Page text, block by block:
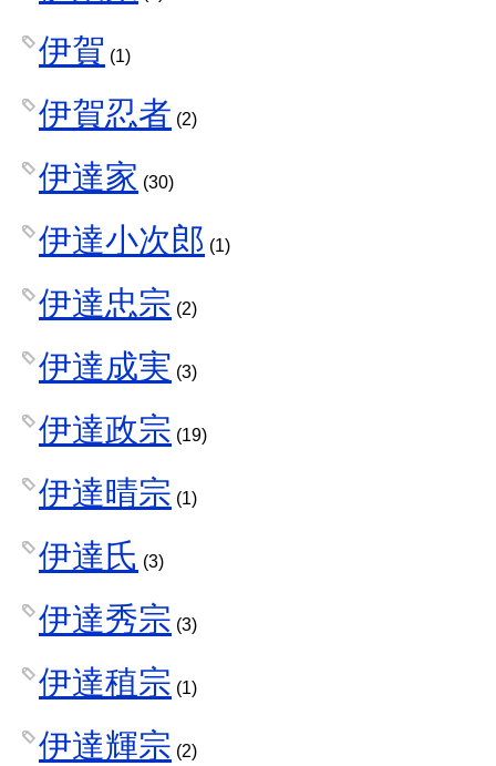
伊賀 (1)
伊賀忍者 (2)
伊達家 (30)
伊達小次郎 (1)
伊達忠宗 (2)
伊達成実 (3)
伊達政宗 (19)
伊達晴宗 (1)
伊達氏 (3)
伊達秀宗 (3)
伊達稙宗 (1)
伊達輝宗 (2)